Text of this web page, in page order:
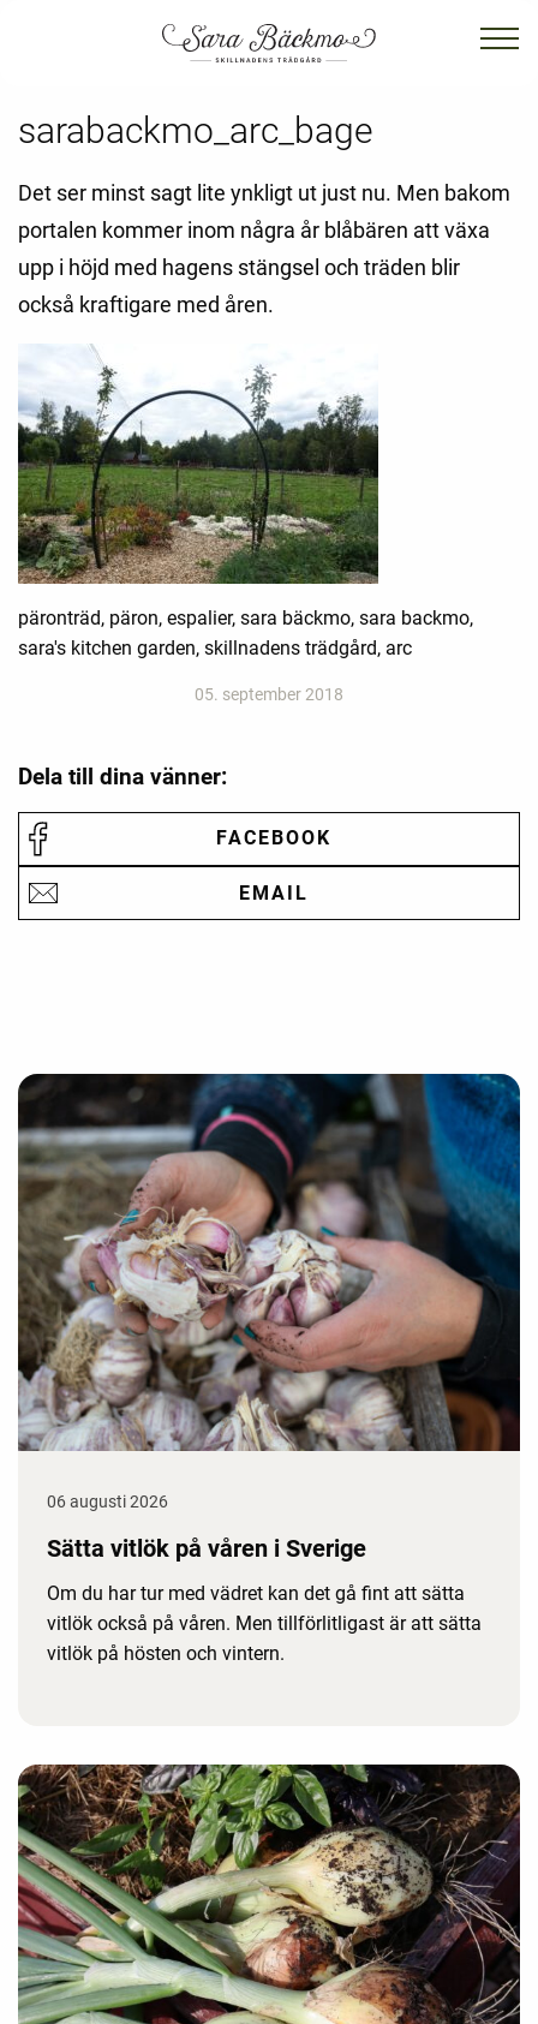
sarabackmo_arc_bage
Det ser minst sagt lite ynkligt ut just nu. Men bakom
portalen kommer inom några år blåbären att växa
upp i höjd med hagens stängsel och träden blir
också kraftigare med åren.
päronträd, päron, espalier, sara bäckmo, sara backmo,
sara's kitchen garden, skillnadens trädgård, arc
05. september 2018
Dela till dina vänner:
FACEBOOK
EMAIL
06 augusti 2026
Sätta vitlök på våren i Sverige
Om du har tur med vädret kan det gå fint att sätta
vitlök också på våren. Men tillförlitligast är att sätta
vitlök på hösten och vintern.